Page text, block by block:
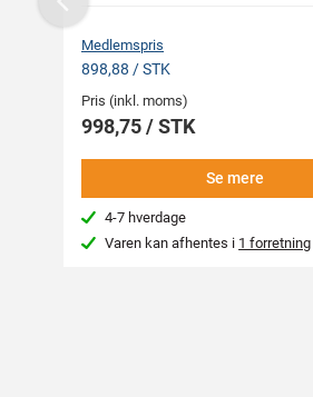
Medlemspris
898,88 / STK
Pris (inkl. moms)
998,75 / STK
Se mere
4-7 hverdage
Varen kan afhentes i 1 forretning
Previous